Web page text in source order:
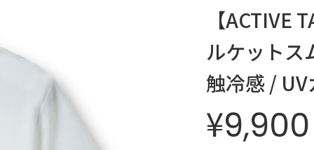
【ACTIVE
ルケットス
触冷感 /
¥9,900